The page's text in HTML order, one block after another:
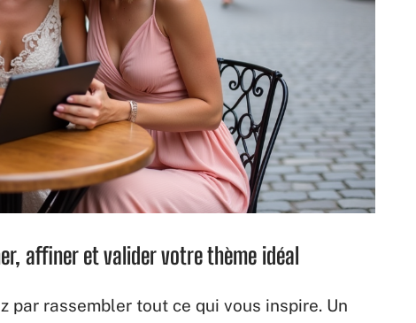
affiner et valider votre thème idéal
par rassembler tout ce qui vous inspire. Un